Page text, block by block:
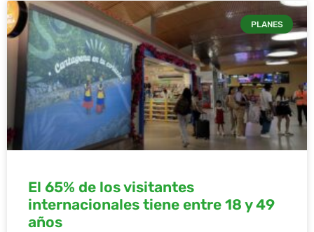
PLANES
El 65% de los visitantes
internacionales tiene entre 18 y 49
años